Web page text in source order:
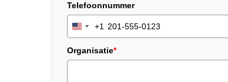
Telefoonnummer
United
+1
+1
Organisatie*